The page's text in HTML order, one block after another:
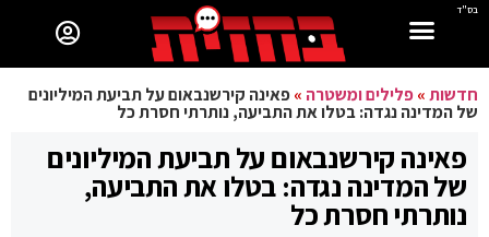
בס"ד
חדשות»פלילים ומשטרה »פאינה קירשנבאום על תביעת המיליונים
של המדינה נגדה: בטלו את התביעה, נותרתי חסרת כל
פאינה קירשנבאום על תביעת המיליונים
של המדינה נגדה: בטלו את התביעה,
נותרתי חסרת כל